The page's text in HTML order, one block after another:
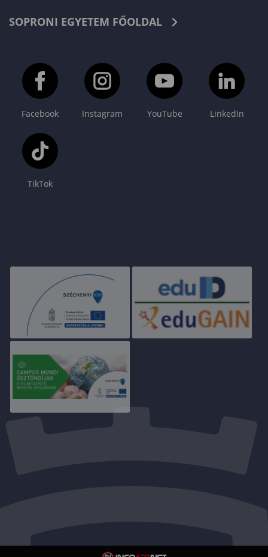
SOPRONI EGYETEM FŐOLDAL
Facebook Instagram YouTube LinkedIn
TikTok